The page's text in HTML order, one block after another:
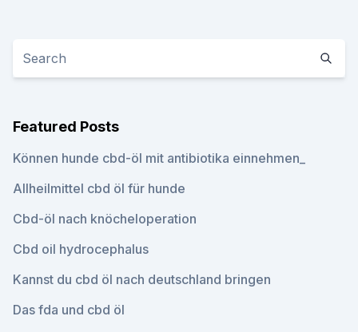
Featured Posts
Können hunde cbd-öl mit antibiotika einnehmen_
Allheilmittel cbd öl für hunde
Cbd-öl nach knöcheloperation
Cbd oil hydrocephalus
Kannst du cbd öl nach deutschland bringen
Das fda und cbd öl